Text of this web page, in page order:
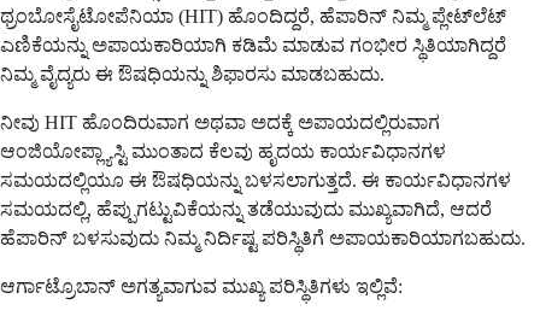
ಥ್ರಂಬೋಸೈಟೋಪೆನಿಯಾ (HIT) ಹೊಂದಿದ್ದರೆ, ಹೆಪಾರಿನ್ ನಿಮ್ಮ ಪ್ಲೇಟ್‌ಲೆಟ್
ಎಣಿಕೆಯನ್ನು ಅಪಾಯಕಾರಿಯಾಗಿ ಕಡಿಮೆ ಮಾಡುವ ಗಂಭೀರ ಸ್ಥಿತಿಯಾಗಿದ್ದರೆ
ನಿಮ್ಮ ವೈದ್ಯರು ಈ ಔಷಧಿಯನ್ನು ಶಿಫಾರಸು ಮಾಡಬಹುದು.
ನೀವು HIT ಹೊಂದಿರುವಾಗ ಅಥವಾ ಅದಕ್ಕೆ ಅಪಾಯದಲ್ಲಿರುವಾಗ
ಆಂಜಿಯೋಪ್ಲ್ಯಾಸ್ಟಿ ಮುಂತಾದ ಕೆಲವು ಹೃದಯ ಕಾರ್ಯವಿಧಾನಗಳ
ಸಮಯದಲ್ಲಿಯೂ ಈ ಔಷಧಿಯನ್ನು ಬಳಸಲಾಗುತ್ತದೆ. ಈ ಕಾರ್ಯವಿಧಾನಗಳ
ಸಮಯದಲ್ಲಿ, ಹೆಪ್ಪುಗಟ್ಟುವಿಕೆಯನ್ನು ತಡೆಯುವುದು ಮುಖ್ಯವಾಗಿದೆ, ಆದರೆ
ಹೆಪಾರಿನ್ ಬಳಸುವುದು ನಿಮ್ಮ ನಿರ್ದಿಷ್ಟ ಪರಿಸ್ಥಿತಿಗೆ ಅಪಾಯಕಾರಿಯಾಗಬಹುದು.
ಆರ್ಗಾಟ್ರೊಬಾನ್ ಅಗತ್ಯವಾಗುವ ಮುಖ್ಯ ಪರಿಸ್ಥಿತಿಗಳು ಇಲ್ಲಿವೆ: